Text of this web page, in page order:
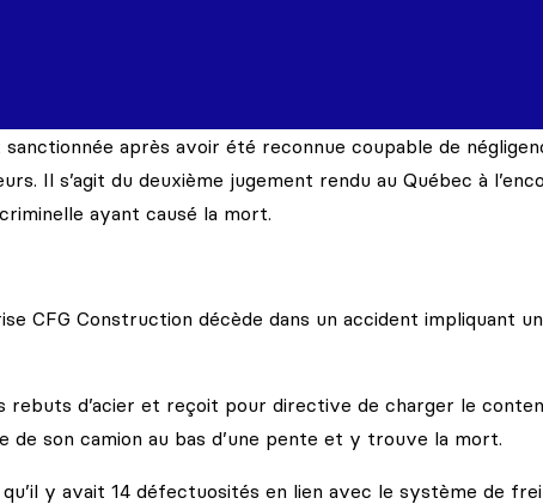
après avoir été reconnue coupable de
Il s’agit du deuxième jugement rendu au Québec à
ayant causé la mort.
CFG Construction décède dans un accident impliquant un
d’acier et reçoit pour directive de charger le
de son camion au bas d’une pente et y trouve la mort.
y avait 14 défectuosités en lien avec le système de